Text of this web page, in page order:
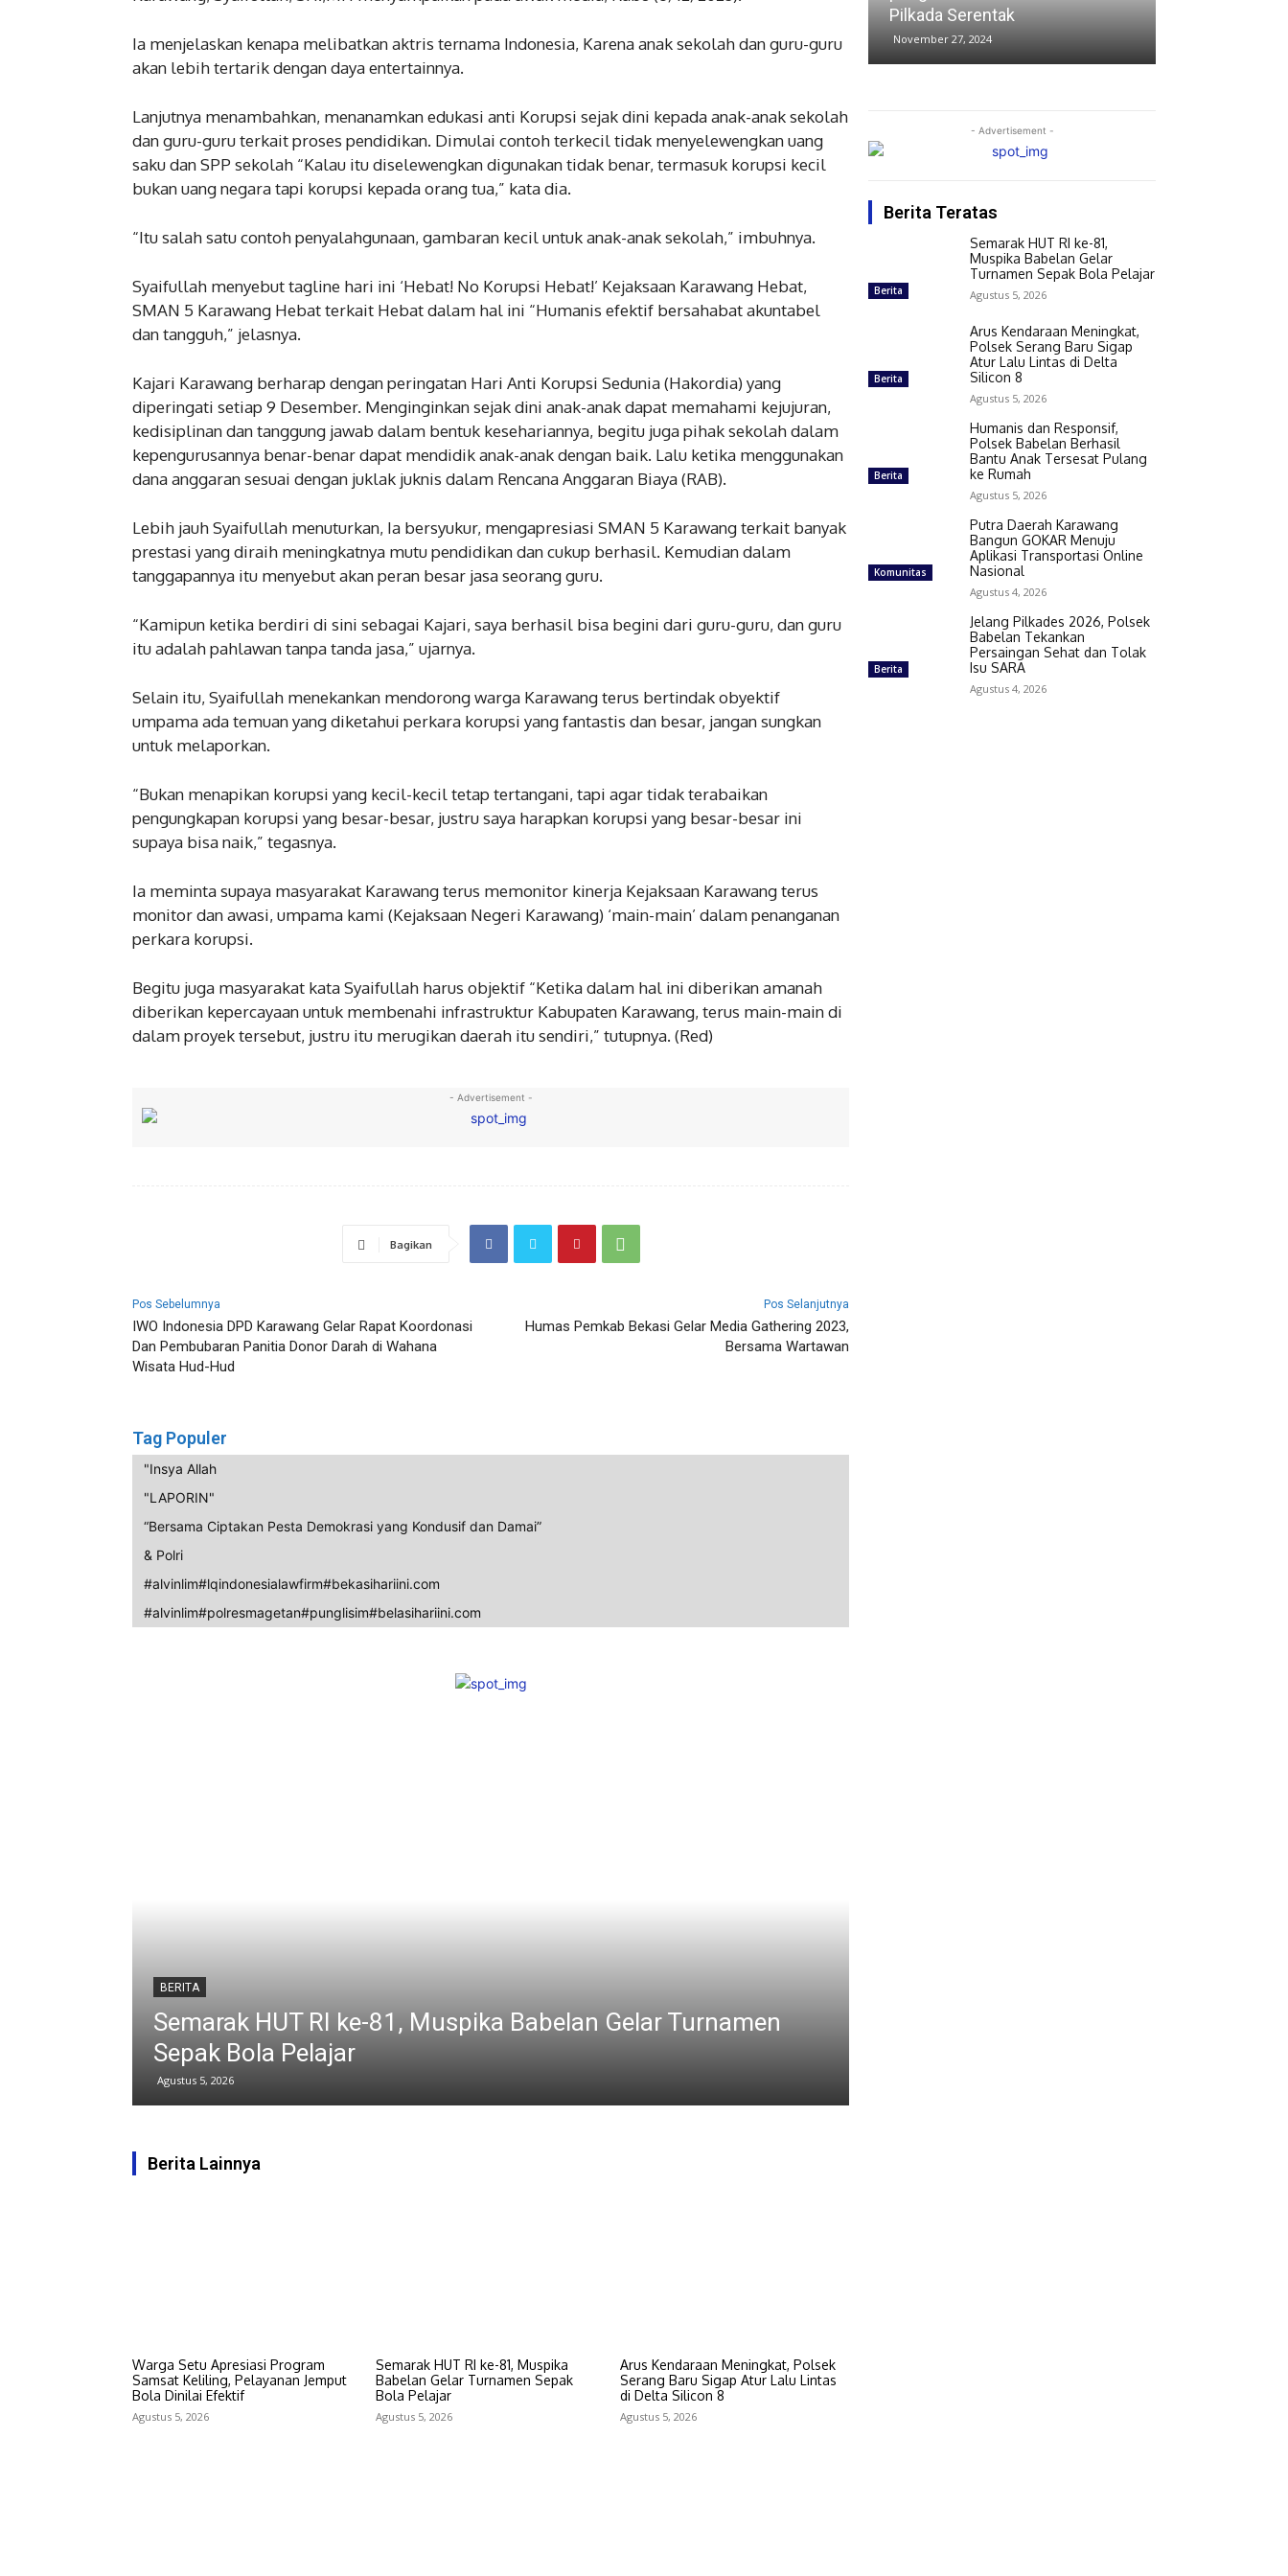
Ia menjelaskan kenapa melibatkan aktris ternama Indonesia, Karena anak sekolah dan guru-guru
akan lebih tertarik dengan daya entertainnya.
Lanjutnya menambahkan, menanamkan edukasi anti Korupsi sejak dini kepada anak-anak sekolah
dan guru-guru terkait proses pendidikan. Dimulai contoh terkecil tidak menyelewengkan uang
saku dan SPP sekolah “Kalau itu diselewengkan digunakan tidak benar, termasuk korupsi kecil
bukan uang negara tapi korupsi kepada orang tua,” kata dia.
“Itu salah satu contoh penyalahgunaan, gambaran kecil untuk anak-anak sekolah,” imbuhnya.
Syaifullah menyebut tagline hari ini ‘Hebat! No Korupsi Hebat!’ Kejaksaan Karawang Hebat,
SMAN 5 Karawang Hebat terkait Hebat dalam hal ini “Humanis efektif bersahabat akuntabel
dan tangguh,” jelasnya.
Kajari Karawang berharap dengan peringatan Hari Anti Korupsi Sedunia (Hakordia) yang
diperingati setiap 9 Desember. Menginginkan sejak dini anak-anak dapat memahami kejujuran,
kedisiplinan dan tanggung jawab dalam bentuk kesehariannya, begitu juga pihak sekolah dalam
kepengurusannya benar-benar dapat mendidik anak-anak dengan baik. Lalu ketika menggunakan
dana anggaran sesuai dengan juklak juknis dalam Rencana Anggaran Biaya (RAB).
Lebih jauh Syaifullah menuturkan, Ia bersyukur, mengapresiasi SMAN 5 Karawang terkait banyak
prestasi yang diraih meningkatnya mutu pendidikan dan cukup berhasil. Kemudian dalam
tanggapannya itu menyebut akan peran besar jasa seorang guru.
“Kamipun ketika berdiri di sini sebagai Kajari, saya berhasil bisa begini dari guru-guru, dan guru
itu adalah pahlawan tanpa tanda jasa,” ujarnya.
Selain itu, Syaifullah menekankan mendorong warga Karawang terus bertindak obyektif
umpama ada temuan yang diketahui perkara korupsi yang fantastis dan besar, jangan sungkan
untuk melaporkan.
“Bukan menapikan korupsi yang kecil-kecil tetap tertangani, tapi agar tidak terabaikan
pengungkapan korupsi yang besar-besar, justru saya harapkan korupsi yang besar-besar ini
supaya bisa naik,” tegasnya.
Ia meminta supaya masyarakat Karawang terus memonitor kinerja Kejaksaan Karawang terus
monitor dan awasi, umpama kami (Kejaksaan Negeri Karawang) ‘main-main’ dalam penanganan
perkara korupsi.
Begitu juga masyarakat kata Syaifullah harus objektif “Ketika dalam hal ini diberikan amanah
diberikan kepercayaan untuk membenahi infrastruktur Kabupaten Karawang, terus main-main di
dalam proyek tersebut, justru itu merugikan daerah itu sendiri,” tutupnya. (Red)
- Advertisement -
Bagikan
Pos Sebelumnya
IWO Indonesia DPD Karawang Gelar Rapat Koordonasi
Dan Pembubaran Panitia Donor Darah di Wahana
Wisata Hud-Hud
Pos Selanjutnya
Humas Pemkab Bekasi Gelar Media Gathering 2023,
Bersama Wartawan
Tag Populer
"Insya Allah
"LAPORIN"
“Bersama Ciptakan Pesta Demokrasi yang Kondusif dan Damai”
& Polri
#alvinlim#lqindonesialawfirm#bekasihariini.com
#alvinlim#polresmagetan#punglisim#belasihariini.com
Arus Kendaraan Meningkat, Polsek Serang Baru Sigap Atur
Lalu Lintas di Delta Silicon 8
Agustus 5, 2026
Berita Lainnya
Warga Setu Apresiasi Program
Samsat Keliling, Pelayanan Jemput
Bola Dinilai Efektif
Agustus 5, 2026
Semarak HUT RI ke-81, Muspika
Babelan Gelar Turnamen Sepak
Bola Pelajar
Agustus 5, 2026
Arus Kendaraan Meningkat, Polsek
Serang Baru Sigap Atur Lalu Lintas
di Delta Silicon 8
Agustus 5, 2026
November 28, 2024 November 27, 2024
beredar di medsos
November 26, 2024
- Advertisement -
Berita Teratas
Berita
Semarak HUT RI ke-81,
Muspika Babelan Gelar
Turnamen Sepak Bola Pelajar
Agustus 5, 2026
Berita
Arus Kendaraan Meningkat,
Polsek Serang Baru Sigap
Atur Lalu Lintas di Delta
Silicon 8
Agustus 5, 2026
Berita
Humanis dan Responsif,
Polsek Babelan Berhasil
Bantu Anak Tersesat Pulang
ke Rumah
Agustus 5, 2026
Komunitas
Putra Daerah Karawang
Bangun GOKAR Menuju
Aplikasi Transportasi Online
Nasional
Agustus 4, 2026
Berita
Jelang Pilkades 2026, Polsek
Babelan Tekankan
Persaingan Sehat dan Tolak
Isu SARA
Agustus 4, 2026